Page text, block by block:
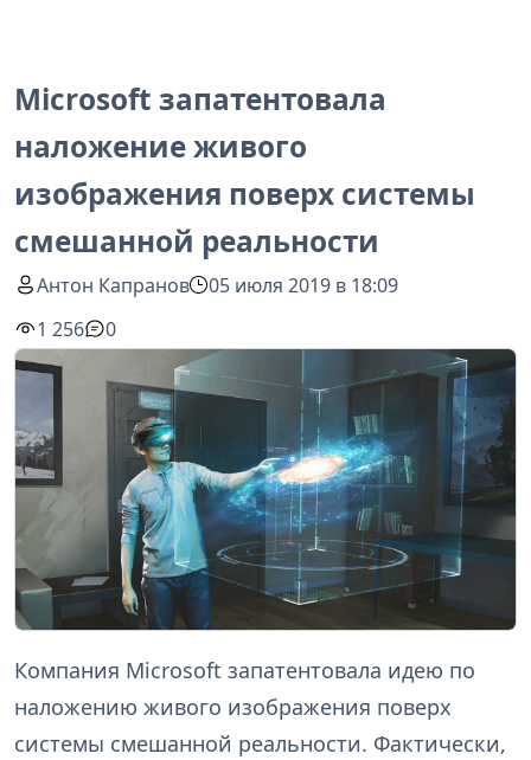
Microsoft запатентовала
наложение живого
изображения поверх системы
смешанной реальности
Антон Капранов
05 июля 2019 в 18:09
1 256
0
Компания Microsoft запатентовала идею по
наложению живого изображения поверх
системы смешанной реальности. Фактически,